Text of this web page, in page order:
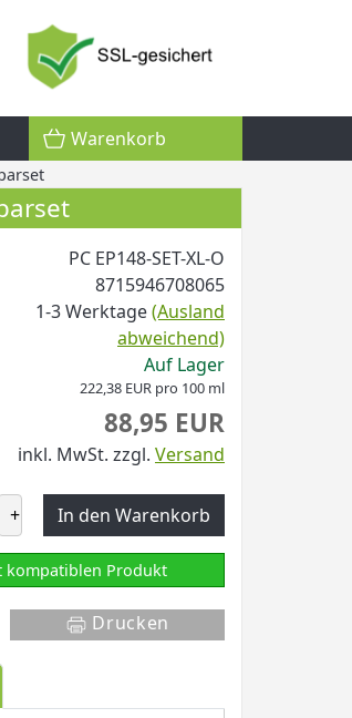
Warenkorb
PC EP148-SET-XL-O
8715946708065
1-3 Werktage(Ausland
abweichend)
Auf Lager
222,38 EUR pro 100 ml
88,95 EUR
inkl. MwSt. zzgl. Versand
+ In den Warenkorb
kompatiblen Produkt
Drucken